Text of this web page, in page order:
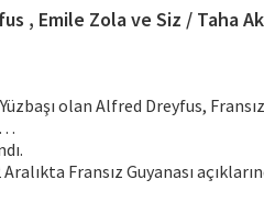
, Emile Zola ve Siz / Taha
olan Alfred Dreyfus,
Fransız Guyanası